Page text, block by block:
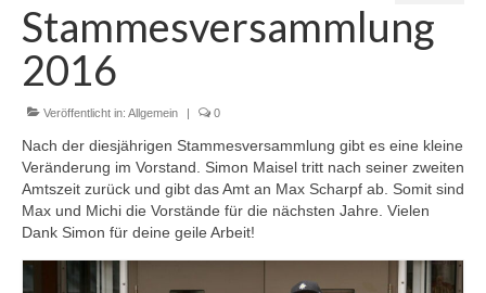
Altpapieraktion
Christbaumrückholaktion (CBRA)
STUFEN
Wölflinge
Jupfis
Pfadis
Rover
Stammesversammlung
2016
Veröffentlicht in: Allgemein | 0
Nach der diesjährigen Stammesversammlung gibt es eine kleine
Veränderung im Vorstand. Simon Maisel tritt nach seiner zweiten
Amtszeit zurück und gibt das Amt an Max Scharpf ab. Somit sind
Max und Michi die Vorstände für die nächsten Jahre. Vielen
Dank Simon für deine geile Arbeit!